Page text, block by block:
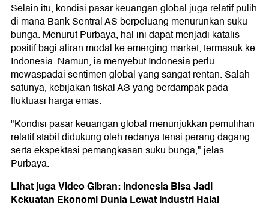
Selain itu, kondisi pasar keuangan global juga relatif pulih
di mana Bank Sentral AS berpeluang menurunkan suku
bunga. Menurut Purbaya, hal ini dapat menjadi katalis
positif bagi aliran modal ke emerging market, termasuk ke
Indonesia. Namun, ia menyebut Indonesia perlu
mewaspadai sentimen global yang sangat rentan. Salah
satunya, kebijakan fiskal AS yang berdampak pada
fluktuasi harga emas.
"Kondisi pasar keuangan global menunjukkan pemulihan
relatif stabil didukung oleh redanya tensi perang dagang
serta ekspektasi pemangkasan suku bunga," jelas
Purbaya.
Lihat juga Video Gibran: Indonesia Bisa Jadi
Kekuatan Ekonomi Dunia Lewat Industri Halal